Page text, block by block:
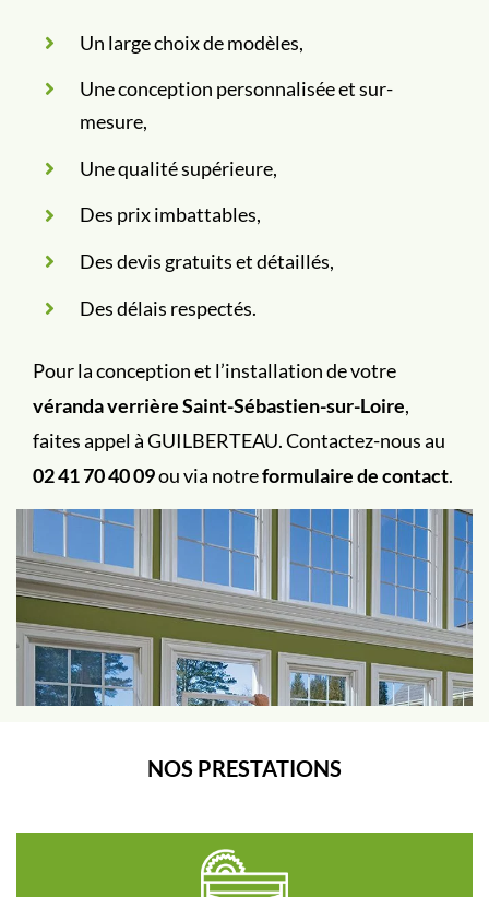
Un large choix de modèles,
Une conception personnalisée et sur-
mesure,
Une qualité supérieure,
Des prix imbattables,
Des devis gratuits et détaillés,
Des délais respectés.
Pour la conception et l’installation de votre
véranda verrière Saint-Sébastien-sur-Loire,
faites appel à GUILBERTEAU. Contactez-nous au
02 41 70 40 09ou via notreformulaire de contact.
NOS PRESTATIONS